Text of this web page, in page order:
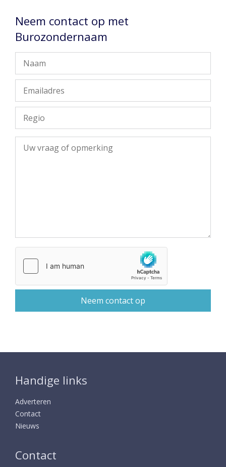
Neem contact op met
Burozondernaam
Handige links
Adverteren
Contact
Nieuws
Contact